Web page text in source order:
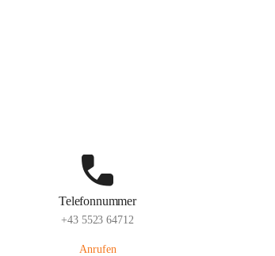
Telefonnummer
+43 5523 64712
Anrufen